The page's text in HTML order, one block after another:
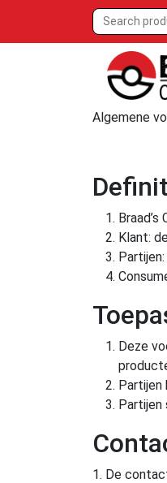
Algemene
Klant:
Partijen:
Deze
Partijen
Partijen
1. De